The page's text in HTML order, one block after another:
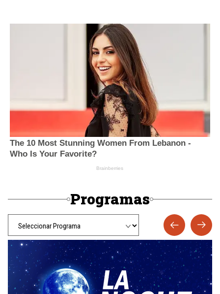
Programas